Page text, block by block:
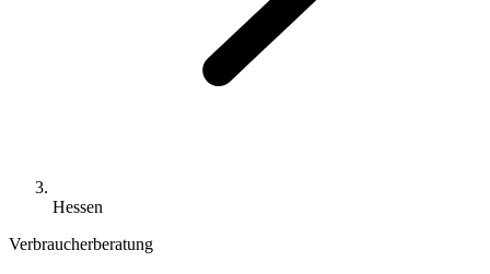
Hessen
Verbraucherberatung